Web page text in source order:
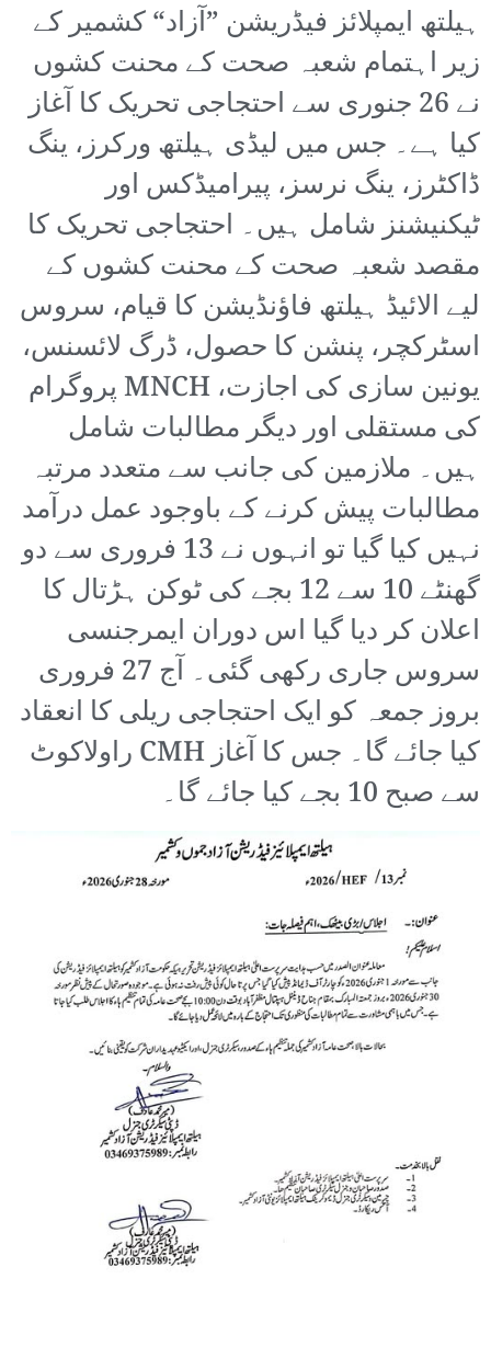
ہیلتھ ایمپلائز فیڈریشن ”آزاد“ کشمیر کے
زیر اہتمام شعبہ صحت کے محنت کشوں
نے 26 جنوری سے احتجاجی تحریک کا آغاز
کیا ہے۔ جس میں لیڈی ہیلتھ ورکرز، ینگ
ڈاکٹرز، ینگ نرسز، پیرامیڈکس اور
ٹیکنیشنز شامل ہیں۔ احتجاجی تحریک کا
مقصد شعبہ صحت کے محنت کشوں کے
لیے الائیڈ ہیلتھ فاؤنڈیشن کا قیام، سروس
اسٹرکچر، پنشن کا حصول، ڈرگ لائسنس،
یونین سازی کی اجازت، MNCH پروگرام
کی مستقلی اور دیگر مطالبات شامل
ہیں۔ ملازمین کی جانب سے متعدد مرتبہ
مطالبات پیش کرنے کے باوجود عمل درآمد
نہیں کیا گیا تو انہوں نے 13 فروری سے دو
گھنٹے 10 سے 12 بجے کی ٹوکن ہڑتال کا
اعلان کر دیا گیا اس دوران ایمرجنسی
سروس جاری رکھی گئی۔ آج 27 فروری
بروز جمعہ کو ایک احتجاجی ریلی کا انعقاد
کیا جائے گا۔ جس کا آغاز CMH راولاکوٹ
سے صبح 10 بجے کیا جائے گا۔